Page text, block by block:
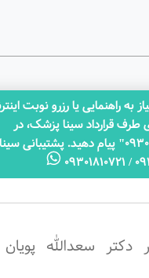
به راهنمایی یا رزرو نوبت
طرف قرارداد سینا پزشک، در
واتساپ "09301810721" پیام دهید. پشتیبانی سینا
دکتر سعدالله